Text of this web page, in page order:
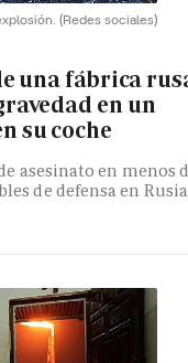
(Redes sociales)
una fábrica
en un
su coche
asesinato en menos
de defensa en Rusia